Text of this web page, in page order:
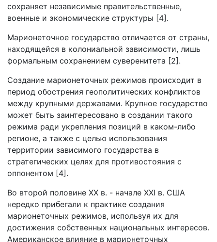
сохраняет независимые правительственные,
военные и экономические структуры [4].
Марионеточное государство отличается от страны,
находящейся в колониальной зависимости, лишь
формальным сохранением суверенитета [2].
Создание марионеточных режимов происходит в
период обострения геополитических конфликтов
между крупными державами. Крупное государство
может быть заинтересовано в создании такого
режима ради укрепления позиций в каком-либо
регионе, а также с целью использования
территории зависимого государства в
стратегических целях для противостояния с
оппонентом [4].
Во второй половине XX в. - начале XXI в. США
нередко прибегали к практике создания
марионеточных режимов, используя их для
достижения собственных национальных интересов.
Американское влияние в марионеточных